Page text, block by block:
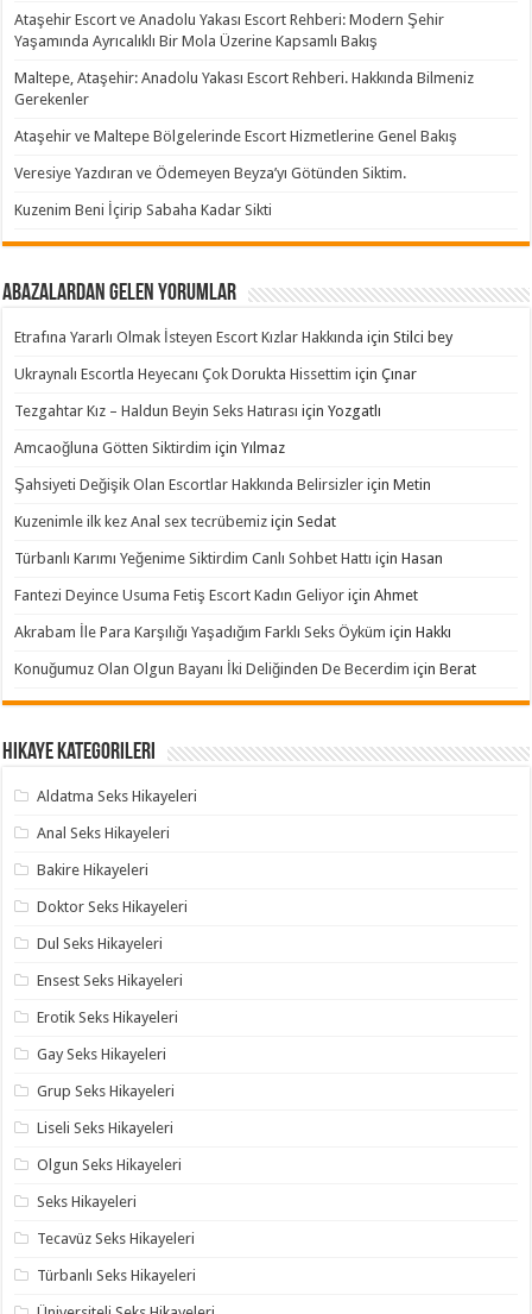
Ataşehir Escort ve Anadolu Yakası Escort Rehberi: Modern Şehir
Yaşamında Ayrıcalıklı Bir Mola Üzerine Kapsamlı Bakış
Maltepe, Ataşehir: Anadolu Yakası Escort Rehberi. Hakkında Bilmeniz
Gerekenler
Ataşehir ve Maltepe Bölgelerinde Escort Hizmetlerine Genel Bakış
Veresiye Yazdıran ve Ödemeyen Beyza’yı Götünden Siktim.
Kuzenim Beni İçirip Sabaha Kadar Sikti
Abazalardan Gelen Yorumlar
Etrafına Yararlı Olmak İsteyen Escort Kızlar Hakkında içinStilci bey
Ukraynalı Escortla Heyecanı Çok Dorukta Hissettim içinÇınar
Tezgahtar Kız – Haldun Beyin Seks Hatırası içinYozgatlı
Amcaoğluna Götten Siktirdim içinYılmaz
Şahsiyeti Değişik Olan Escortlar Hakkında Belirsizler içinMetin
Kuzenimle ilk kez Anal sex tecrübemiz içinSedat
Türbanlı Karımı Yeğenime Siktirdim Canlı Sohbet Hattı içinHasan
Fantezi Deyince Usuma Fetiş Escort Kadın Geliyor içinAhmet
Akrabam İle Para Karşılığı Yaşadığım Farklı Seks Öyküm içinHakkı
Konuğumuz Olan Olgun Bayanı İki Deliğinden De Becerdim içinBerat
Hikaye Kategorileri
Aldatma Seks Hikayeleri
Anal Seks Hikayeleri
Bakire Hikayeleri
Doktor Seks Hikayeleri
Dul Seks Hikayeleri
Ensest Seks Hikayeleri
Erotik Seks Hikayeleri
Gay Seks Hikayeleri
Grup Seks Hikayeleri
Liseli Seks Hikayeleri
Olgun Seks Hikayeleri
Seks Hikayeleri
Tecavüz Seks Hikayeleri
Türbanlı Seks Hikayeleri